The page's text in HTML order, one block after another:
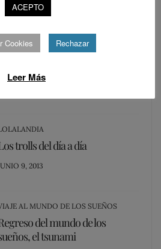
POSTED
ABRIL 15, 2014
trolls del día a día
9, 2013
AL MUNDO DE LOS SUEÑOS
del mundo de los
el tsunami
ACEPTO
Cookies Rechazar
Leer Más